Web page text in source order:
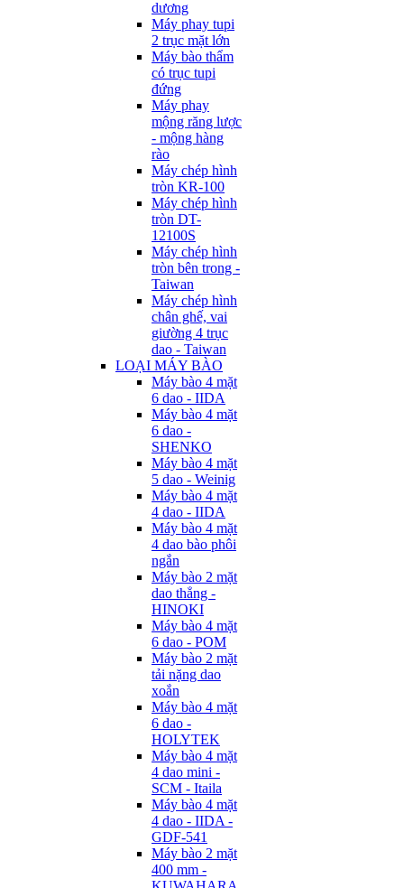
dương
Máy phay tupi
2 trục mặt lớn
Máy bào thẩm
có trục tupi
đứng
Máy phay
mộng răng lược
- mộng hàng
rào
Máy chép hình
tròn KR-100
Máy chép hình
tròn DT-
12100S
Máy chép hình
tròn bên trong -
Taiwan
Máy chép hình
chân ghế, vai
giường 4 trục
dao - Taiwan
LOẠI MÁY BÀO
Máy bào 4 mặt
6 dao - IIDA
Máy bào 4 mặt
6 dao -
SHENKO
Máy bào 4 mặt
5 dao - Weinig
Máy bào 4 mặt
4 dao - IIDA
Máy bào 4 mặt
4 dao bào phôi
ngắn
Máy bào 2 mặt
dao thẳng -
HINOKI
Máy bào 4 mặt
6 dao - POM
Máy bào 2 mặt
tải nặng dao
xoắn
Máy bào 4 mặt
6 dao -
HOLYTEK
Máy bào 4 mặt
4 dao mini -
SCM - Itaila
Máy bào 4 mặt
4 dao - IIDA -
GDF-541
Máy bào 2 mặt
400 mm -